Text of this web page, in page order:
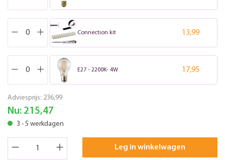
Connection kit 13,99
E27 - 2200K- 4W 17,95
Adviesprijs: 236,99
Nu: 215,47
3 - 5 werkdagen
Leg in winkelwagen